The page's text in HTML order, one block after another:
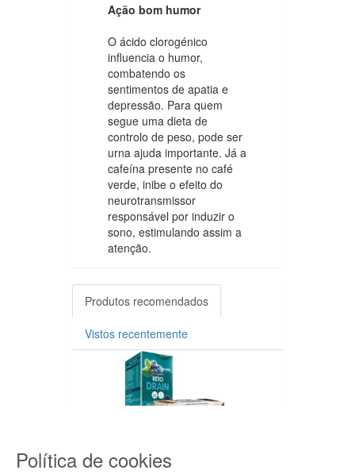
Ação bom humor
O ácido clorogénico
influencia o humor,
combatendo os
sentimentos de apatia e
depressão. Para quem
segue uma dieta de
controlo de peso, pode ser
urna ajuda importante. Já a
cafeína presente no café
verde, inibe o efeito do
neurotransmissor
responsável por induzir o
sono, estimulando assim a
atenção.
Produtos recomendados
Vistos recentemente
Política de cookies